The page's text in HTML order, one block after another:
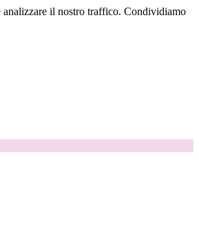
il nostro traffico. Condividiamo